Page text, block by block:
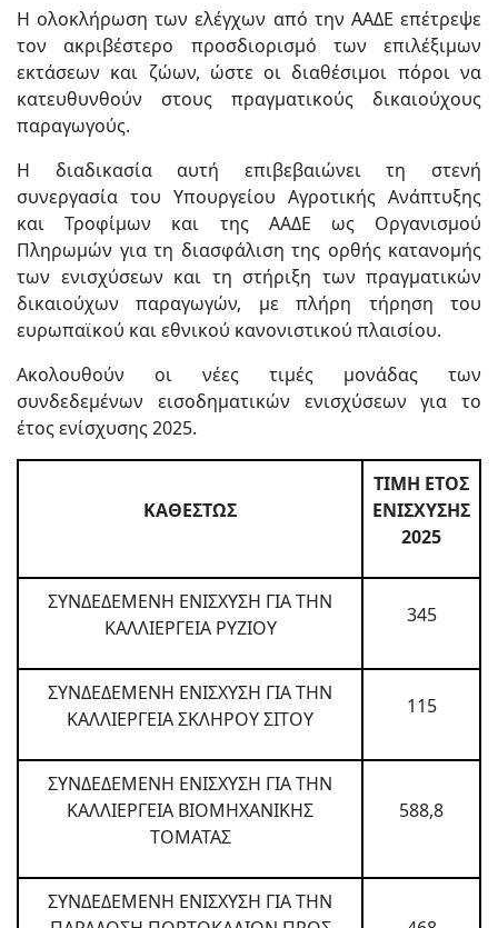
Η ολοκλήρωση των ελέγχων από την ΑΑΔΕ επέτρεψε
τον ακριβέστερο προσδιορισμό των επιλέξιμων
εκτάσεων και ζώων, ώστε οι διαθέσιμοι πόροι να
κατευθυνθούν στους πραγματικούς δικαιούχους
παραγωγούς.
Η διαδικασία αυτή επιβεβαιώνει τη στενή
συνεργασία του Υπουργείου Αγροτικής Ανάπτυξης
και Τροφίμων και της ΑΑΔΕ ως Οργανισμού
Πληρωμών για τη διασφάλιση της ορθής κατανομής
των ενισχύσεων και τη στήριξη των πραγματικών
δικαιούχων παραγωγών, με πλήρη τήρηση του
ευρωπαϊκού και εθνικού κανονιστικού πλαισίου.
Ακολουθούν οι νέες τιμές μονάδας των
συνδεδεμένων εισοδηματικών ενισχύσεων για το
έτος ενίσχυσης 2025.
ΚΑΘΕΣΤΩΣ
ΤΙΜΗ ΕΤΟΣ
ΕΝΙΣΧΥΣΗΣ
2025
ΣΥΝΔΕΔΕΜΕΝΗ ΕΝΙΣΧΥΣΗ ΓΙΑ ΤΗΝ
ΚΑΛΛΙΕΡΓΕΙΑ ΡΥΖΙΟΥ
345
ΣΥΝΔΕΔΕΜΕΝΗ ΕΝΙΣΧΥΣΗ ΓΙΑ ΤΗΝ
ΚΑΛΛΙΕΡΓΕΙΑ ΣΚΛΗΡΟΥ ΣΙΤΟΥ
115
ΣΥΝΔΕΔΕΜΕΝΗ ΕΝΙΣΧΥΣΗ ΓΙΑ ΤΗΝ
ΚΑΛΛΙΕΡΓΕΙΑ ΒΙΟΜΗΧΑΝΙΚΗΣ
ΤΟΜΑΤΑΣ
588,8
ΣΥΝΔΕΔΕΜΕΝΗ ΕΝΙΣΧΥΣΗ ΓΙΑ ΤΗΝ